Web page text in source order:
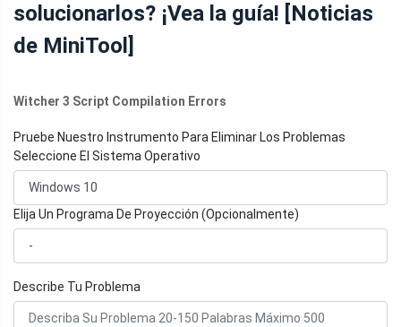
solucionarlos? ¡Vea la guía! [Noticias
de MiniTool]
Witcher 3 Script Compilation Errors
Pruebe Nuestro Instrumento Para Eliminar Los Problemas
Seleccione El Sistema Operativo
Elija Un Programa De Proyección (Opcionalmente)
Describe Tu Problema